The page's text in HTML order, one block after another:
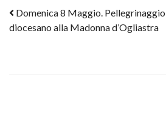
Post navigation
Domenica 8 Maggio. Pellegrinaggio
diocesano alla Madonna d’Ogliastra